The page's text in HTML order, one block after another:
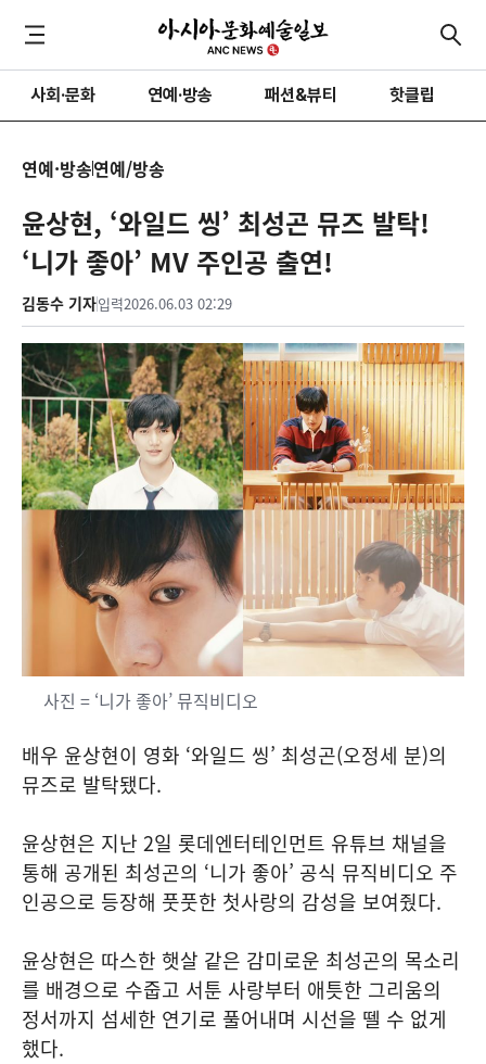
사회·문화 연예·방송 패션&뷰티 핫클립
연예·방송연예/방송
윤상현, ‘와일드 씽’ 최성곤 뮤즈 발탁!
‘니가 좋아’ MV 주인공 출연!
김동수 기자입력2026.06.03 02:29
사진 = ‘니가 좋아’ 뮤직비디오
배우 윤상현이 영화 ‘와일드 씽’ 최성곤(오정세 분)의
뮤즈로 발탁됐다.
윤상현은 지난 2일 롯데엔터테인먼트 유튜브 채널을
통해 공개된 최성곤의 ‘니가 좋아’ 공식 뮤직비디오 주
인공으로 등장해 풋풋한 첫사랑의 감성을 보여줬다.
윤상현은 따스한 햇살 같은 감미로운 최성곤의 목소리
를 배경으로 수줍고 서툰 사랑부터 애틋한 그리움의
정서까지 섬세한 연기로 풀어내며 시선을 뗄 수 없게
했다.